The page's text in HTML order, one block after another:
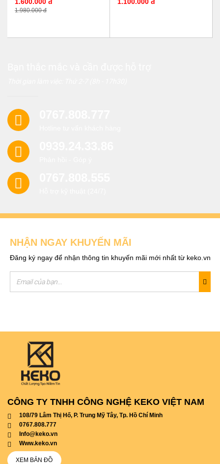
1.980.000 đ
NHẬN NGAY KHUYẾN MÃI
Đăng ký ngay để nhận thông tin khuyến mãi mới nhất từ keko.vn
CÔNG TY TNHH CÔNG NGHỆ KEKO VIỆT NAM
108/79 Lâm Thị Hố, P. Trung Mỹ Tây, Tp. Hồ Chí Minh
0767.808.777
info@keko.vn
www.keko.vn
XEM BẢN ĐỒ